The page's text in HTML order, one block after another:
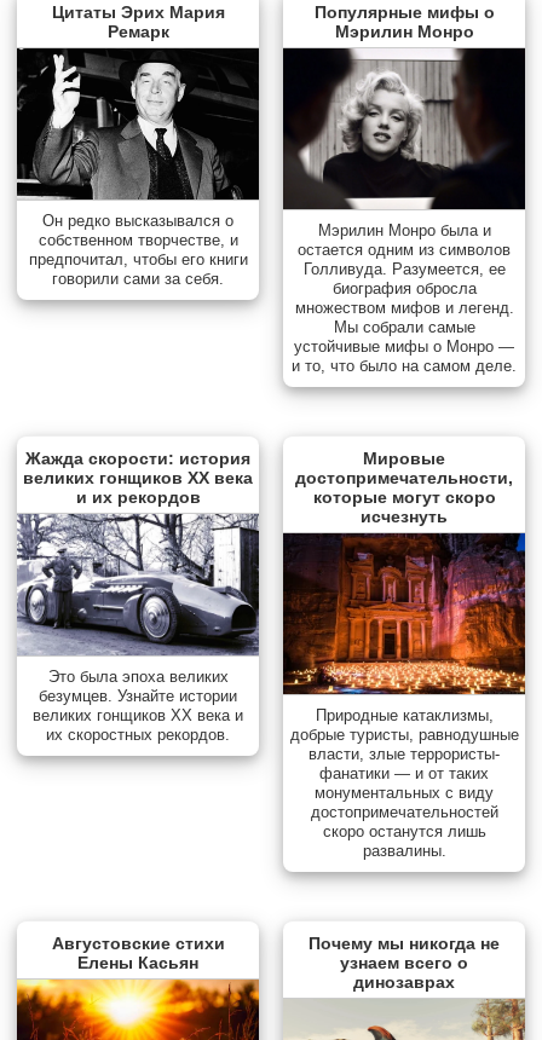
Цитаты Эрих Мария
Ремарк
Он редко высказывался о
собственном творчестве, и
предпочитал, чтобы его книги
говорили сами за себя.
Популярные мифы о
Мэрилин Монро
Мэрилин Монро была и
остается одним из символов
Голливуда. Разумеется, ее
биография обросла
множеством мифов и легенд.
Мы собрали самые
устойчивые мифы о Монро —
и то, что было на самом деле.
Жажда скорости: история
великих гонщиков XX века
и их рекордов
Это была эпоха великих
безумцев. Узнайте истории
великих гонщиков XX века и
их скоростных рекордов.
Мировые
достопримечательности,
которые могут скоро
исчезнуть
Природные катаклизмы,
добрые туристы, равнодушные
власти, злые террористы-
фанатики — и от таких
монументальных с виду
достопримечательностей
скоро останутся лишь
развалины.
Августовские стихи
Елены Касьян
Почему мы никогда не
узнаем всего о
динозаврах